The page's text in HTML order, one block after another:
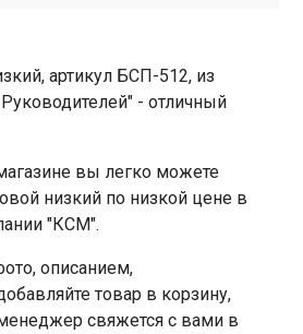
артикул БСП-512, из
- отличный
вы легко можете
низкий по низкой цене в
"КСМ".
описанием,
товар в корзину,
свяжется с вами в